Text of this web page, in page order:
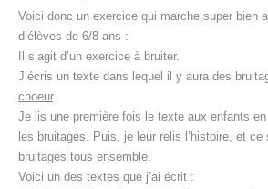
Voici donc un exercice qui marche super bien
d’élèves de 6/8 ans :
Il s’agit d’un exercice à bruiter.
J’écris un texte dans lequel il y aura des
choeur.
Je lis une première fois le texte aux enfants
les bruitages. Puis, je leur relis l’histoire, et
bruitages tous ensemble.
Voici un des textes que j’ai écrit :